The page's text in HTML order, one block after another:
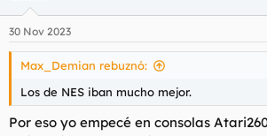
30 Nov 2023
Max_Demian rebuznó:
Los de NES iban mucho mejor.
Por eso yo empecé en consolas